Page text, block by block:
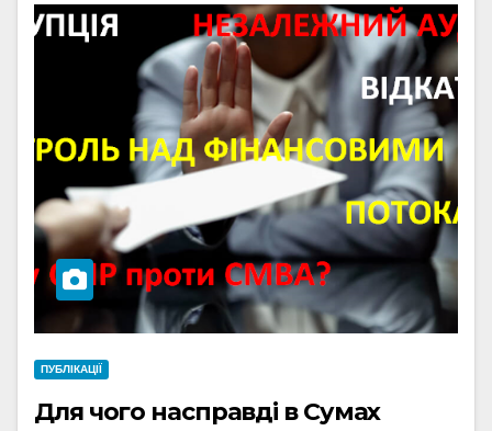
ПУБЛІКАЦІЇ
Для чого насправді в Сумах